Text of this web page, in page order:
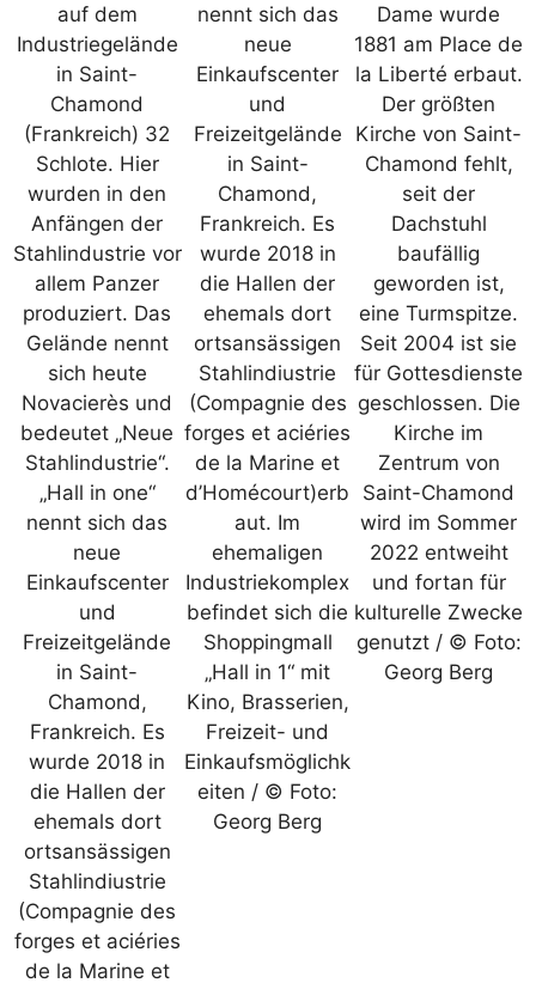
auf dem
Industriegelände
in Saint-
Chamond
(Frankreich) 32
Schlote. Hier
wurden in den
Anfängen der
Stahlindustrie vor
allem Panzer
produziert. Das
Gelände nennt
sich heute
Novacierès und
bedeutet „Neue
Stahlindustrie“.
„Hall in one“
nennt sich das
neue
Einkaufscenter
und
Freizeitgelände
in Saint-
Chamond,
Frankreich. Es
wurde 2018 in
die Hallen der
ehemals dort
ortsansässigen
Stahlindiustrie
(Compagnie des
forges et aciéries
de la Marine et
nennt sich das
neue
Einkaufscenter
und
Freizeitgelände
in Saint-
Chamond,
Frankreich. Es
wurde 2018 in
die Hallen der
ehemals dort
ortsansässigen
Stahlindiustrie
(Compagnie des
forges et aciéries
de la Marine et
d’Homécourt)erb
aut. Im
ehemaligen
Industriekomplex
befindet sich die
Shoppingmall
„Hall in 1“ mit
Kino, Brasserien,
Freizeit- und
Einkaufsmöglichk
eiten / © Foto:
Georg Berg
Dame wurde
1881 am Place de
la Liberté erbaut.
Der größten
Kirche von Saint-
Chamond fehlt,
seit der
Dachstuhl
baufällig
geworden ist,
eine Turmspitze.
Seit 2004 ist sie
für Gottesdienste
geschlossen. Die
Kirche im
Zentrum von
Saint-Chamond
wird im Sommer
2022 entweiht
und fortan für
kulturelle Zwecke
genutzt / © Foto:
Georg Berg